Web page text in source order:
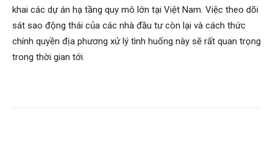
khai các dự án hạ tầng quy mô lớn tại Việt Nam. Việc theo dõi
sát sao động thái của các nhà đầu tư còn lại và cách thức
chính quyền địa phương xử lý tình huống này sẽ rất quan trọng
trong thời gian tới.